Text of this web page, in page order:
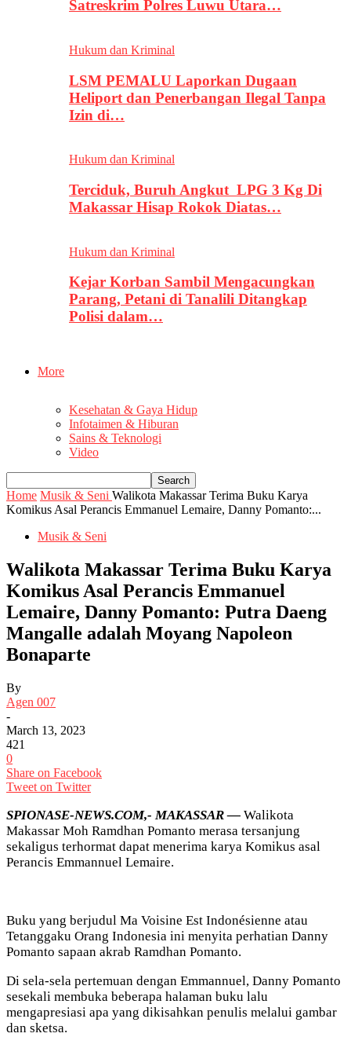
Satreskrim Polres Luwu Utara…
Hukum dan Kriminal
LSM PEMALU Laporkan Dugaan
Heliport dan Penerbangan Ilegal Tanpa
Izin di…
Hukum dan Kriminal
Terciduk, Buruh Angkut LPG 3 Kg Di
Makassar Hisap Rokok Diatas…
Hukum dan Kriminal
Kejar Korban Sambil Mengacungkan
Parang, Petani di Tanalili Ditangkap
Polisi dalam…
More
Kesehatan & Gaya Hidup
Infotaimen & Hiburan
Sains & Teknologi
Video
Home Musik & Seni Walikota Makassar Terima Buku Karya
Komikus Asal Perancis Emmanuel Lemaire, Danny Pomanto:...
Musik & Seni
Walikota Makassar Terima Buku Karya
Komikus Asal Perancis Emmanuel
Lemaire, Danny Pomanto: Putra Daeng
Mangalle adalah Moyang Napoleon
Bonaparte
By
Agen 007
-
March 13, 2023
421
0
Share on Facebook
Tweet on Twitter
SPIONASE-NEWS.COM,- MAKASSAR — Walikota
Makassar Moh Ramdhan Pomanto merasa tersanjung
sekaligus terhormat dapat menerima karya Komikus asal
Perancis Emmannuel Lemaire.
Buku yang berjudul Ma Voisine Est Indonésienne atau
Tetanggaku Orang Indonesia ini menyita perhatian Danny
Pomanto sapaan akrab Ramdhan Pomanto.
Di sela-sela pertemuan dengan Emmannuel, Danny Pomanto
sesekali membuka beberapa halaman buku lalu
mengapresiasi apa yang dikisahkan penulis melalui gambar
dan sketsa.